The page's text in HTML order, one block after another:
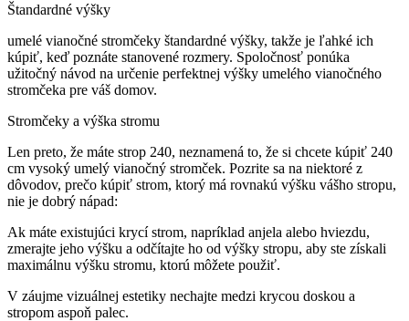
Štandardné výšky
umelé vianočné stromčeky štandardné výšky, takže je ľahké ich
kúpiť, keď poznáte stanovené rozmery. Spoločnosť ponúka
užitočný návod na určenie perfektnej výšky umelého vianočného
stromčeka pre váš domov.
Stromčeky a výška stromu
Len preto, že máte strop 240, neznamená to, že si chcete kúpiť 240
cm vysoký umelý vianočný stromček. Pozrite sa na niektoré z
dôvodov, prečo kúpiť strom, ktorý má rovnakú výšku vášho stropu,
nie je dobrý nápad:
Ak máte existujúci krycí strom, napríklad anjela alebo hviezdu,
zmerajte jeho výšku a odčítajte ho od výšky stropu, aby ste získali
maximálnu výšku stromu, ktorú môžete použiť.
V záujme vizuálnej estetiky nechajte medzi krycou doskou a
stropom aspoň palec.